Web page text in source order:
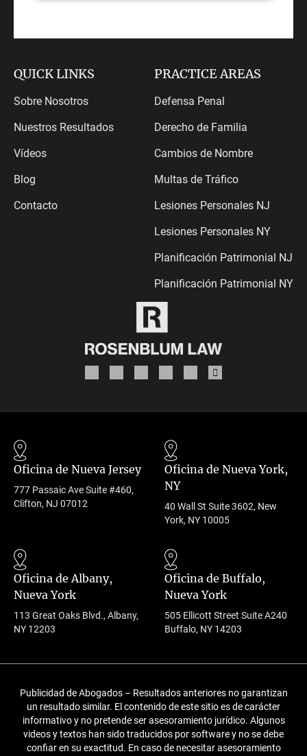
QUICK LINKS
Sobre Nosotros
Nuestros Resultados
Vídeos
Blog
Contacto
PRACTICE AREAS
Defensa Penal
Derecho de Familia
Cambios de Nombre
Multas de Tráfico
Lesiones Personales NJ
Lesiones Personales NY
Planificación Patrimonial NJ
Planificación Patrimonial NY
Oficina de Nueva Jersey
777 Passaic Ave Suite #460,
Clifton, NJ 07012
Oficina de Nueva York,
NY
40 Wall St Suite 3602, New
York, NY 10005
Oficina de Albany,
Nueva York
113 Great Oaks Blvd., Albany,
NY 12203
Oficina de Buffalo,
Nueva York
505 Ellicott Street Suite A240
Buffalo, NY 14203
Publicidad de Abogados – Resultados anteriores no garantizan
un resultado similar. El contenido de este sitio es de carácter
informativo y no pretende ser asesoramiento jurídico. Algunos
videos y textos han sido traducidos por software y no se debe
confiar en su exactitud. En caso de necesitar asesoramiento